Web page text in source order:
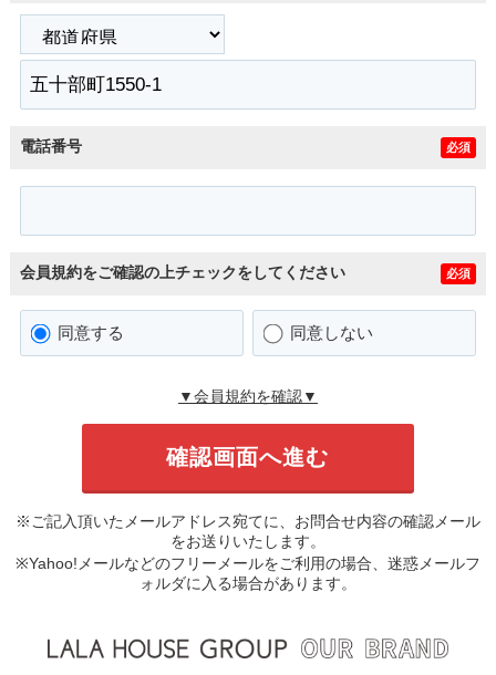
電話番号 必須
会員規約をご確認の上チェックをしてください 必須
同意する 同意しない
▼会員規約を確認▼
※ご記入頂いたメールアドレス宛てに、お問合せ内容の確認メール
をお送りいたします。
※Yahoo!メールなどのフリーメールをご利用の場合、迷惑メールフ
ォルダに入る場合があります。